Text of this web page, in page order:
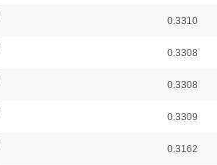
0.3310
0.3308
0.3308
0.3309
0.3162